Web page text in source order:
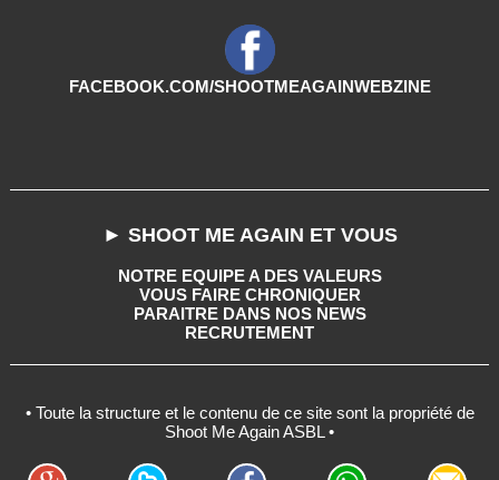
FACEBOOK.COM/SHOOTMEAGAINWEBZINE
► SHOOT ME AGAIN ET VOUS
NOTRE EQUIPE A DES VALEURS
VOUS FAIRE CHRONIQUER
PARAITRE DANS NOS NEWS
RECRUTEMENT
• Toute la structure et le contenu de ce site sont la propriété de
Shoot Me Again ASBL •